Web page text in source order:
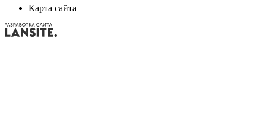
Карта сайта